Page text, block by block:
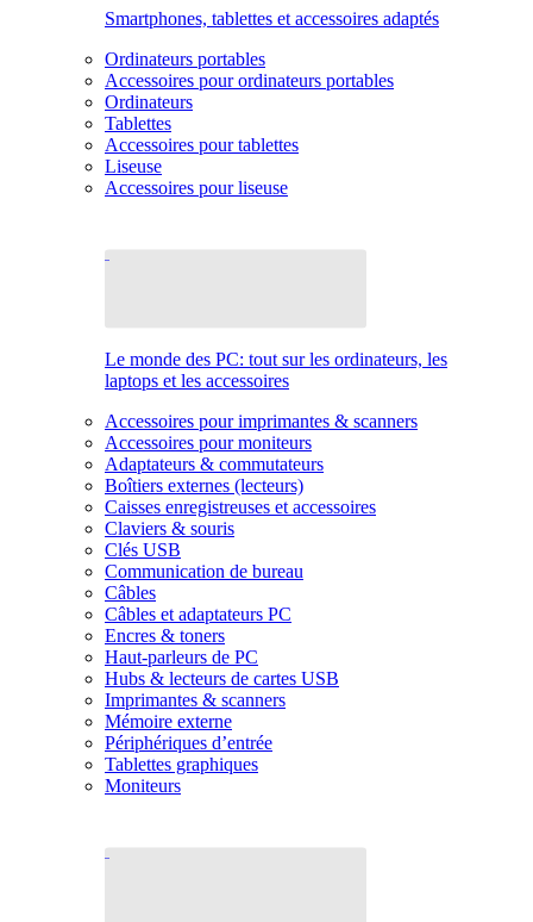
Smartphones, tablettes et accessoires adaptés
Ordinateurs portables
Accessoires pour ordinateurs portables
Ordinateurs
Tablettes
Accessoires pour tablettes
Liseuse
Accessoires pour liseuse
Le monde des PC: tout sur les ordinateurs, les
laptops et les accessoires
Accessoires pour imprimantes & scanners
Accessoires pour moniteurs
Adaptateurs & commutateurs
Boîtiers externes (lecteurs)
Caisses enregistreuses et accessoires
Claviers & souris
Clés USB
Communication de bureau
Câbles
Câbles et adaptateurs PC
Encres & toners
Haut-parleurs de PC
Hubs & lecteurs de cartes USB
Imprimantes & scanners
Mémoire externe
Périphériques d’entrée
Tablettes graphiques
Moniteurs